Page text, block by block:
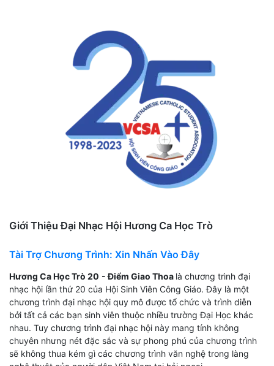
Giới Thiệu Đại Nhạc Hội Hương Ca Học Trò
Tài Trợ Chương Trình: Xin Nhấn Vào Đây
Hương Ca Học Trò 20 - Điểm Giao Thoa là chương trình đại
nhạc hội lần thứ 20 của Hội Sinh Viên Công Giáo. Đây là một
chương trình đại nhạc hội quy mô được tổ chức và trình diễn
bởi tất cả các bạn sinh viên thuộc nhiều trường Đại Học khác
nhau. Tuy chương trình đại nhạc hội này mang tính không
chuyên nhưng nét đặc sắc và sự phong phú của chương trình
sẽ không thua kém gì các chương trình văn nghệ trong làng